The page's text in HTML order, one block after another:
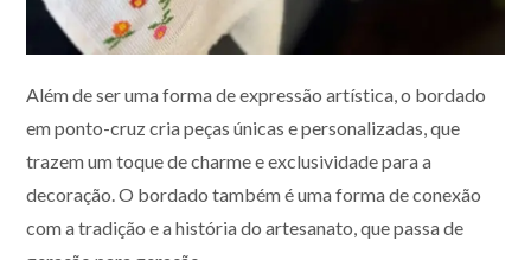
Além de ser uma forma de expressão artística, o bordado
em ponto-cruz cria peças únicas e personalizadas, que
trazem um toque de charme e exclusividade para a
decoração. O bordado também é uma forma de conexão
com a tradição e a história do artesanato, que passa de